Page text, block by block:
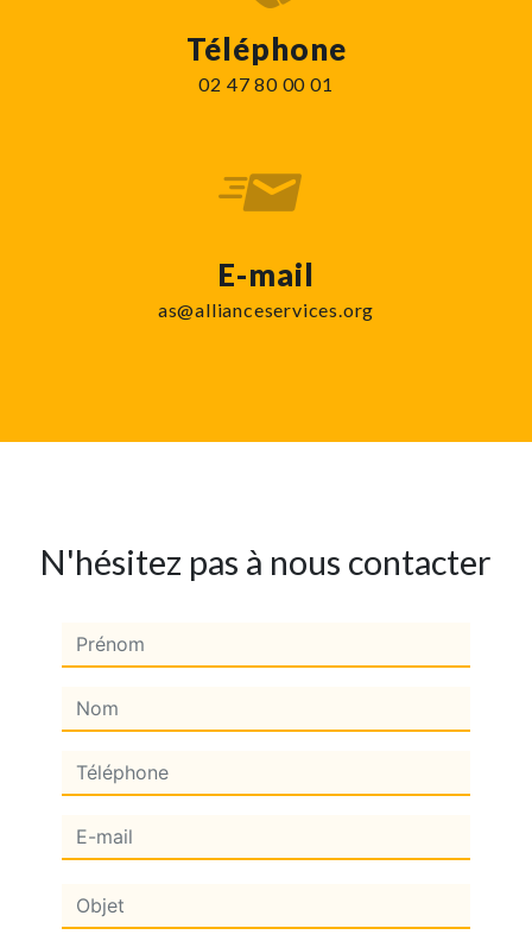
Téléphone
02 47 80 00 01
E-mail
as@allianceservices.org
N'hésitez pas à nous contacter